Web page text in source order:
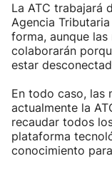
La ATC trabajará
Agencia
forma, aunque
colaborarán
estar
En todo caso, las
actualmente la
recaudar todos
plataforma
conocimiento